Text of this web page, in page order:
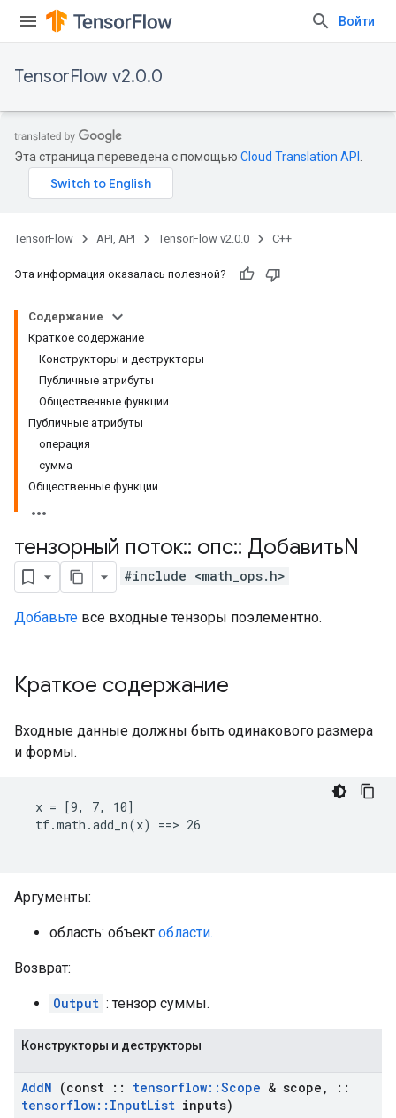
Войти
TensorFlow v2.0.0
Эта страница переведена с помощью Cloud Translation API
TensorFlow API, API TensorFlow v2.0.0 C++
Эта информация оказалась полезной?
Содержание
Краткое содержание
Конструкторы и деструкторы
Публичные атрибуты
Общественные функции
Публичные атрибуты
операция
сумма
Общественные функции
тензорный поток:: опс:: ДобавитьN
#include <math_ops.h>
Добавьте все входные тензоры поэлементно.
Краткое содержание
Входные данные должны быть одинакового размера
и формы.
  x = [9, 7, 10]
  tf.math.add_n(x) ==> 26
Аргументы:
область: объект области.
Возврат:
Output : тензор суммы.
Конструкторы и деструкторы
AddN (const :: tensorflow::Scope & scope ,
::
tensorflow:: InputList inputs)